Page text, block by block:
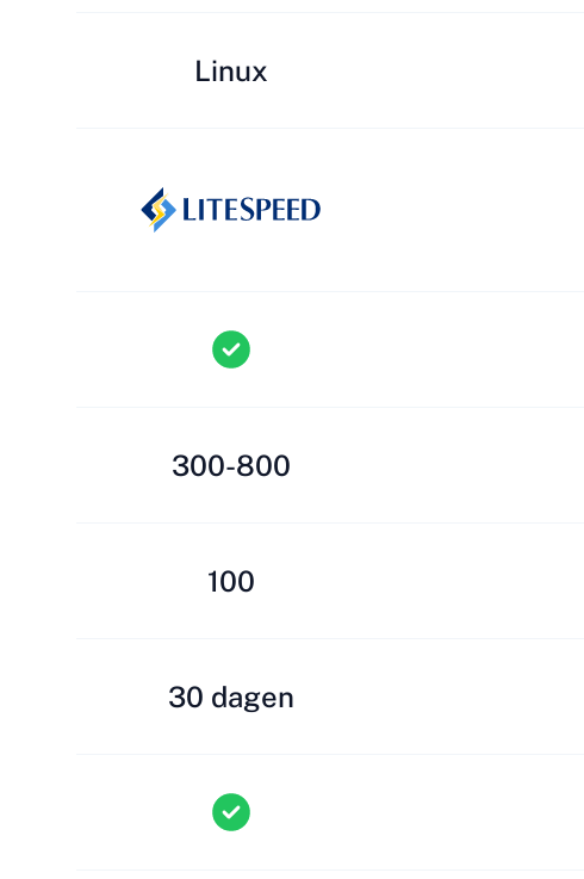
Linux
300-800
100
30 dagen